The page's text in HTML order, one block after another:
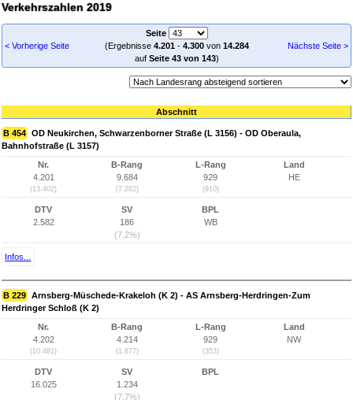
Verkehrszahlen 2019
< Vorherige Seite
Seite
(Ergebnisse 4.201- 4.300von 14.284
auf Seite 43 von 143)
Nächste Seite >
Abschnitt
B 454 OD Neukirchen, Schwarzenborner Straße (L 3156) - OD Oberaula,
Bahnhofstraße (L 3157)
Nr.
4.201
(13.402)
B-Rang
9.684
(7.282)
L-Rang
929
(910)
Land
HE
DTV
2.582
SV
186
(7,2%)
BPL
WB
Infos...
B 229 Arnsberg-Müschede-Krakeloh (K 2) - AS Arnsberg-Herdringen-Zum
Herdringer Schloß (K 2)
Nr.
4.202
(10.481)
B-Rang
4.214
(1.877)
L-Rang
929
(353)
Land
NW
DTV
16.025
SV
1.234
(7,7%)
BPL